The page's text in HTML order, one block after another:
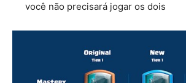
você não precisará jogar os dois